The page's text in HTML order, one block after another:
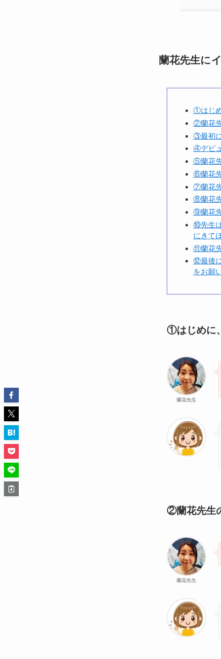
蘭花先生に
①はじ
②蘭花
③最初
④デビ
⑤蘭花
⑥蘭花
⑦蘭花
⑧蘭花
⑨蘭花
⑩先生
にきて
⑪蘭花
⑫最後
をお願
①はじめに
蘭花先生
②蘭花先生
蘭花先生